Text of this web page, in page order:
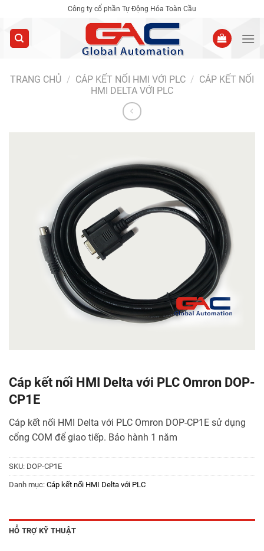
content
Công ty cổ phần Tự Động Hóa Toàn Cầu
TRANG CHỦ / CÁP KẾT NỐI HMI VỚI PLC / CÁP KẾT NỐI
HMI DELTA VỚI PLC
Cáp kết nối HMI Delta với PLC Omron DOP-
CP1E
Cáp kết nối HMI Delta với PLC Omron DOP-CP1E sử dụng
cổng COM để giao tiếp. Bảo hành 1 năm
SKU: DOP-CP1E
Danh mục: Cáp kết nối HMI Delta với PLC
HỖ TRỢ KỸ THUẬT